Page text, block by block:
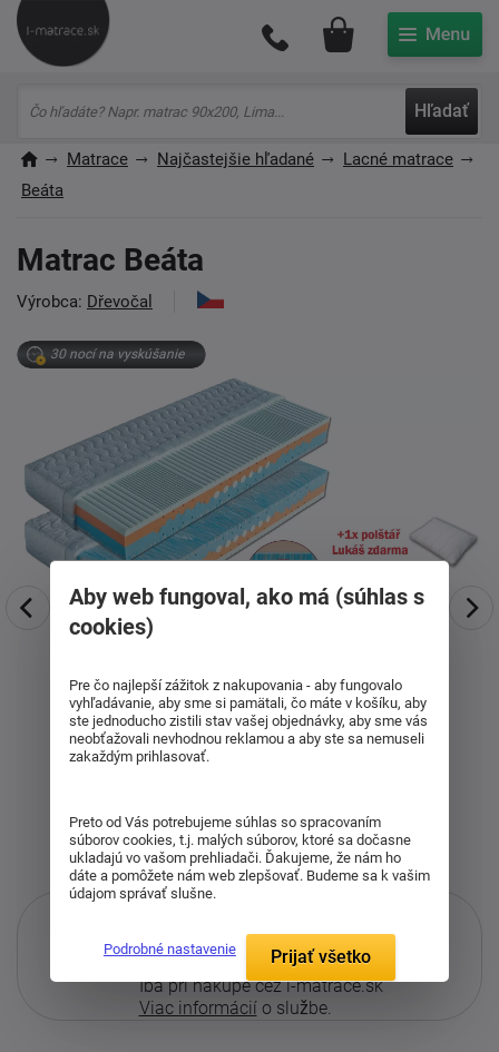
Hľadať
Môj účet
Matrace Najčastejšie hľadané
Lacné matrace
Beáta
Matrac Beáta
Výrobca: Dřevočal
30 nocí na vyskúšanie
Iba pri nákupe cez i-matrace.sk
Viac informáciío službe.
Aby web fungoval, ako má (súhlas s
cookies)
Pre čo najlepší zážitok z nakupovania - aby fungovalo
vyhľadávanie, aby sme si pamätali, čo máte v košíku, aby
ste jednoducho zistili stav vašej objednávky, aby sme vás
neobťažovali nevhodnou reklamou a aby ste sa nemuseli
zakaždým prihlasovať.
Preto od Vás potrebujeme súhlas so spracovaním
súborov cookies, t.j. malých súborov, ktoré sa dočasne
ukladajú vo vašom prehliadači. Ďakujeme, že nám ho
dáte a pomôžete nám web zlepšovať. Budeme sa k vašim
údajom správať slušne.
Podrobné nastavenie Prijať všetko